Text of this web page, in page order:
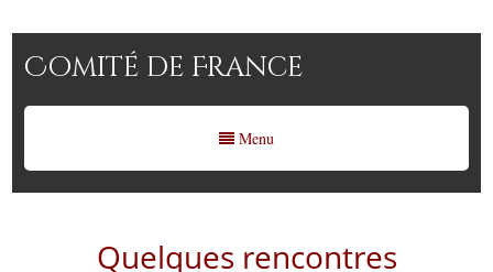
Comité de France
Menu
Quelques rencontres